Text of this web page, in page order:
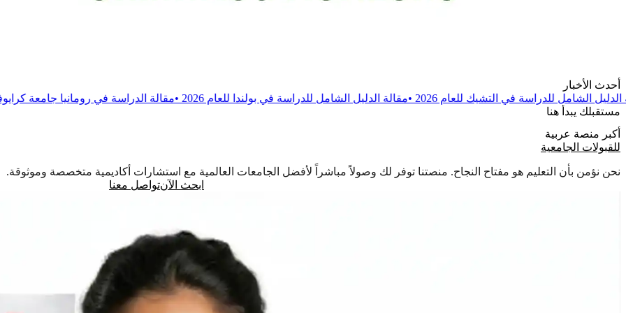
أحدث الأخبار
في التشيك للعام 2026
• مقالة الدليل الشامل للدراسة في بولندا للعام 2026 • مقالة الدراسة في رومانيا جامعة كرايوفا للطب والصيدلة •
مستقبلك يبدأ هنا
أكبر منصة عربية
للقبولات الجامعية
نحن نؤمن بأن التعليم هو مفتاح النجاح. منصتنا توفر لك وصولاً مباشراً لأفضل الجامعات العالمية مع استشارات أكاديمية متخصصة وموثوقة.
ابحث الآنتواصل معنا